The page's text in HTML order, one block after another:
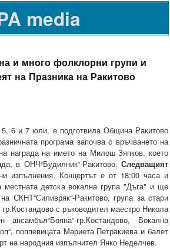
media
и много фолклорни групи и
на Празника на Ракитово
5, 6 и 7 юли, е подготвила Община Ракитово
програма започва с връчването на
награда на името на Милош Зяпков, което
в ОНЧ“Будилник“-Ракитово. Следващият
изпълнения. Концертът е от 18:00 часа и
местната детска вокална група "Дъга" и ще
СКНТ“Силивряк“-Ракитово, група за стари
гр.Костандово с ръководител маестро Никола
гр.Костандово, Вокална
поппевицата Мариета Петракиева и балет
на народния изпълнител Янко Неделчев.